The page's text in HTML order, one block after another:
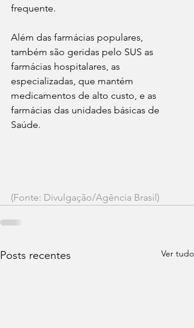
frequente.
Além das farmácias populares,
também são geridas pelo SUS as
farmácias hospitalares, as
especializadas, que mantém
medicamentos de alto custo, e as
farmácias das unidades básicas de
Saúde.
(Fonte: Divulgação/Agência Brasil)
Posts recentes Ver tudo